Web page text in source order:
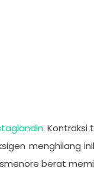
. Kontraksi
menghilang
berat